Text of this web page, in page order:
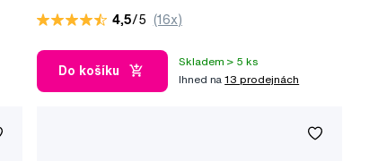
4,5/5 (16x)
Do košíku
Skladem > 5 ks
Ihned na13 prodejnách